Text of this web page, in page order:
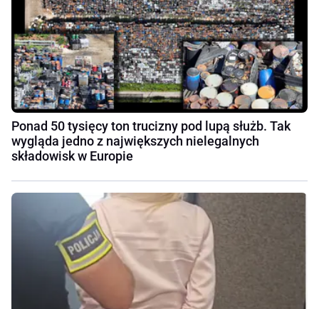
Ponad 50 tysięcy ton trucizny pod lupą służb. Tak
wygląda jedno z największych nielegalnych
składowisk w Europie